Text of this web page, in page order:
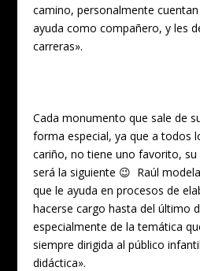
camino, personalmente
ayuda como compañero, y les
carreras».
Cada monumento que sale de
forma especial, ya que a todos
cariño, no tiene uno favorito,
será la siguiente 😉 Raúl
que le ayuda en procesos de
hacerse cargo hasta del último
especialmente de la temática
siempre dirigida al público
didáctica».